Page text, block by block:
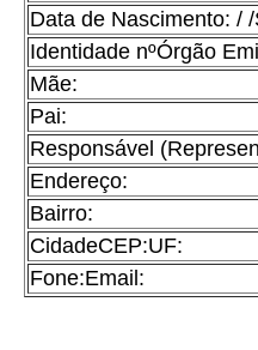
Data de Nascimento: /
Identidade nºÓrgão
Mãe:
Pai:
Responsável
Endereço:
Bairro:
CidadeCEP:UF:
Fone:Email: